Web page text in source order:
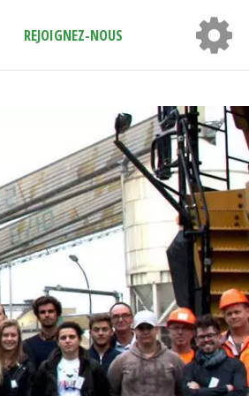
REJOIGNEZ-NOUS